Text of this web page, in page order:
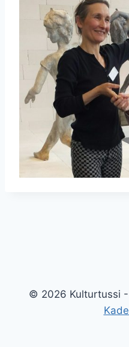
© 2026 Kulturtussi -